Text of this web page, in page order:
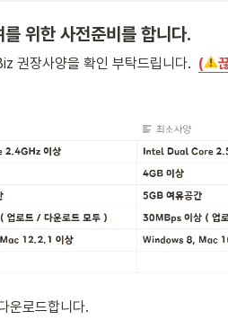
위한 사전준비를 합니다.
권장사양을 확인 부탁드립니다. (
운로드합니다.